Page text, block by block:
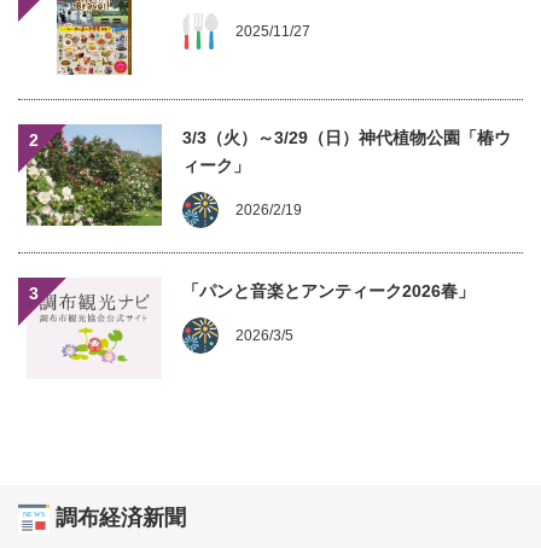
2025/11/27
2
3/3（火）～3/29（日）神代植物公園「椿ウ
ィーク」
2026/2/19
3 「パンと音楽とアンティーク2026春」
2026/3/5
調布経済新聞